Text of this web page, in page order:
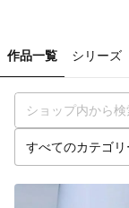
作品一覧 シリーズ